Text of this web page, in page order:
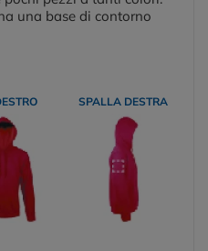
una base di contorno
SPALLA DESTRA